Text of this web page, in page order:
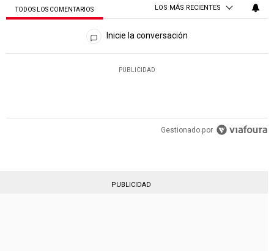
TODOS LOS COMENTARIOS LOS MÁS RECIENTES
Todos los comentarios
Inicie la conversación
PUBLICIDAD
Gestionado por
PUBLICIDAD